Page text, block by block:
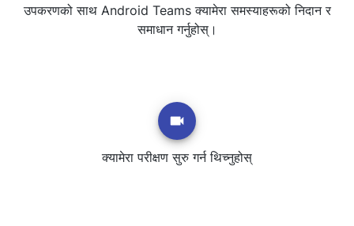
उपकरणको साथ Android Teams क्यामेरा समस्याहरूको निदान र
समाधान गर्नुहोस्।
क्यामेरा परीक्षण सुरु गर्न थिच्नुहोस्